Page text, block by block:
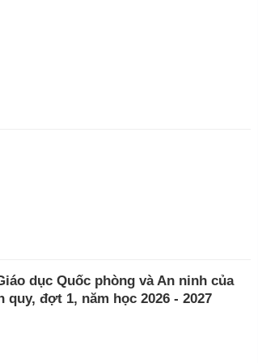
dục Quốc phòng và An ninh của
đợt 1, năm học 2026 - 2027